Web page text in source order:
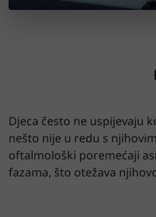
Djeca često ne uspijevaju
nešto nije u redu s
oftalmološki poremećaji
fazama, što otežava